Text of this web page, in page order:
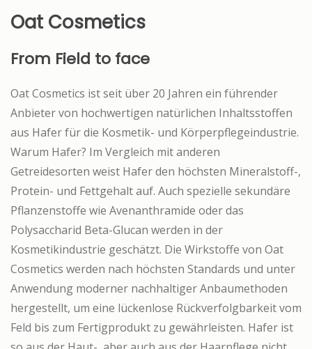
Oat Cosmetics
From Field to face
Oat Cosmetics ist seit über 20 Jahren ein führender
Anbieter von hochwertigen natürlichen Inhaltsstoffen
aus Hafer für die Kosmetik- und Körperpflegeindustrie.
Warum Hafer? Im Vergleich mit anderen
Getreidesorten weist Hafer den höchsten Mineralstoff-,
Protein- und Fettgehalt auf. Auch spezielle sekundäre
Pflanzenstoffe wie Avenanthramide oder das
Polysaccharid Beta-Glucan werden in der
Kosmetikindustrie geschätzt. Die Wirkstoffe von Oat
Cosmetics werden nach höchsten Standards und unter
Anwendung moderner nachhaltiger Anbaumethoden
hergestellt, um eine lückenlose Rückverfolgbarkeit vom
Feld bis zum Fertigprodukt zu gewährleisten. Hafer ist